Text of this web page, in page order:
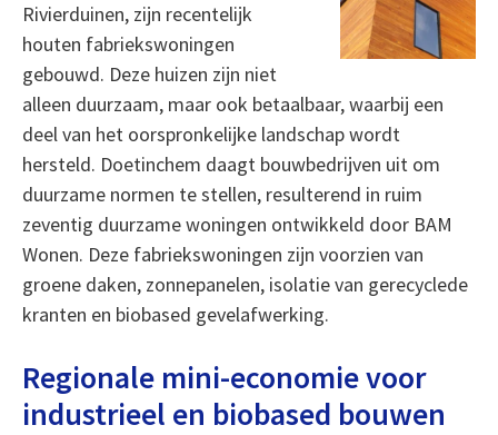
Rivierduinen, zijn recentelijk
houten fabriekswoningen
gebouwd. Deze huizen zijn niet
alleen duurzaam, maar ook betaalbaar, waarbij een
deel van het oorspronkelijke landschap wordt
hersteld. Doetinchem daagt bouwbedrijven uit om
duurzame normen te stellen, resulterend in ruim
zeventig duurzame woningen ontwikkeld door BAM
Wonen. Deze fabriekswoningen zijn voorzien van
groene daken, zonnepanelen, isolatie van gerecyclede
kranten en biobased gevelafwerking.
Regionale mini-economie voor
industrieel en biobased bouwen